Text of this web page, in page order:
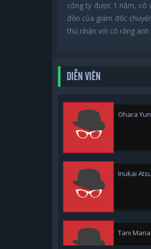
công ty được 1 năm, cô
đồn của giám đốc
thú nhận với cô rằng
DIỄN VIÊN
Ohara
Inukai
Tani Maria